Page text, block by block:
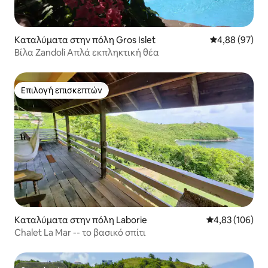
Καταλύματα στην πόλη Gros Islet Μέση
4,88 (97)
Βίλα Zandoli Απλά εκπληκτική θέα
Επιλογή επισκεπτών
Επιλογή επισκεπτών
Καταλύματα στην πόλη Laborie Μέση
4,83 (106)
Chalet La Mar -- το βασικό σπίτι